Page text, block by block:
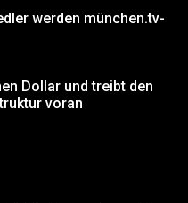
werden münchen.tv-
Dollar und treibt den
voran